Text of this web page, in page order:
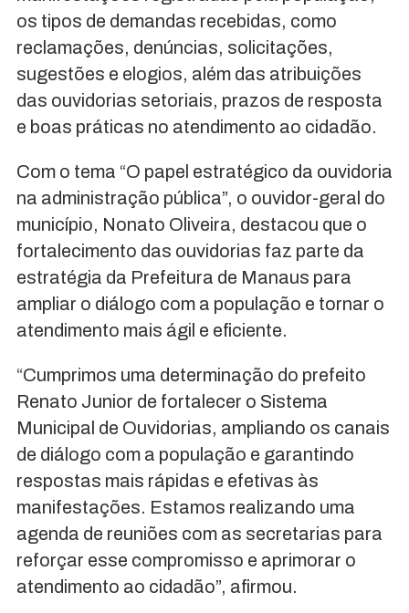
os tipos de demandas recebidas, como
reclamações, denúncias, solicitações,
sugestões e elogios, além das atribuições
das ouvidorias setoriais, prazos de resposta
e boas práticas no atendimento ao cidadão.
Com o tema “O papel estratégico da ouvidoria
na administração pública”, o ouvidor-geral do
município, Nonato Oliveira, destacou que o
fortalecimento das ouvidorias faz parte da
estratégia da Prefeitura de Manaus para
ampliar o diálogo com a população e tornar o
atendimento mais ágil e eficiente.
“Cumprimos uma determinação do prefeito
Renato Junior de fortalecer o Sistema
Municipal de Ouvidorias, ampliando os canais
de diálogo com a população e garantindo
respostas mais rápidas e efetivas às
manifestações. Estamos realizando uma
agenda de reuniões com as secretarias para
reforçar esse compromisso e aprimorar o
atendimento ao cidadão”, afirmou.